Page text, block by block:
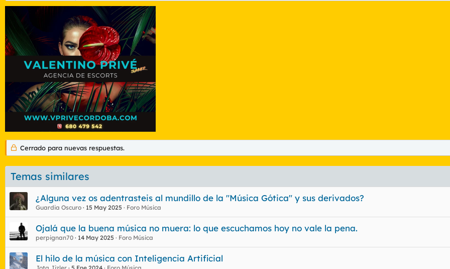
Cerrado para nuevas respuestas.
Temas similares
¿Alguna vez os adentrasteis al mundillo de la "Música Gótica" y sus derivados?
Guardia Oscuro 15 May 2025 Foro Música
Ojalá que la buena música no muera: lo que escuchamos hoy no vale la pena.
perpignan70 14 May 2025 Foro Música
El hilo de la música con Inteligencia Artificial